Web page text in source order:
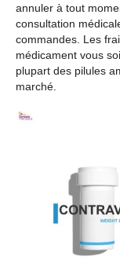
annuler à tout
consultation
commandes. Les
médicament vous
plupart des pilules
marché.